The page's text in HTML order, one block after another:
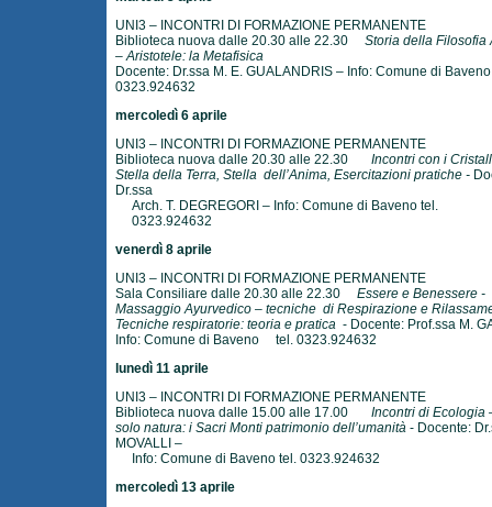
UNI3 – INCONTRI DI FORMAZIONE PERMANENTE
Biblioteca nuova dalle 20.30 alle 22.30 Storia della Filosofia
– Aristotele: la Metafisica
Docente: Dr.ssa M. E. GUALANDRIS – Info: Comune di
0323.924632
mercoledì 6 aprile
UNI3 – INCONTRI DI FORMAZIONE PERMANENTE
Biblioteca nuova dalle 20.30 alle 22.30 Incontri con i
Stella della Terra, Stella dell’Anima, Esercitazioni pratiche -
Dr.ssa
Arch. T. DEGREGORI – Info: Comune di Baveno tel.
0323.924632
venerdì 8 aprile
UNI3 – INCONTRI DI FORMAZIONE PERMANENTE
Sala Consiliare dalle 20.30 alle 22.30 Essere e Benessere -
Massaggio Ayurvedico – tecniche di Respirazione e
Tecniche respiratorie: teoria e pratica - Docente: Prof.ssa M.
Info: Comune di Baveno tel. 0323.924632
lunedì 11 aprile
UNI3 – INCONTRI DI FORMAZIONE PERMANENTE
Biblioteca nuova dalle 15.00 alle 17.00 Incontri di Ecologia
solo natura: i Sacri Monti patrimonio dell’umanità - Docente:
MOVALLI –
Info: Comune di Baveno tel. 0323.924632
mercoledì 13 aprile